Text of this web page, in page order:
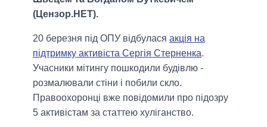
(Цензор.НЕТ).
20 березня під ОПУ відбулася акція на
підтримку активіста Сергія Стерненка.
Учасники мітингу пошкодили будівлю -
розмалювали стіни і побили скло.
Правоохоронці вже повідомили про підозру
5 активістам за статтею хуліганство.